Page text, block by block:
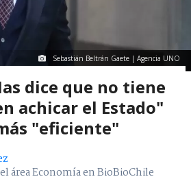
Sebastián Beltrán Gaete | Agencia UNO
dice que no tiene
achicar el Estado"
"eficiente"
área Economía en BioBioChile